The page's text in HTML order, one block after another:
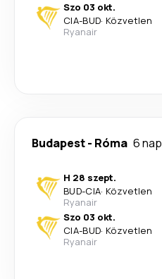
Szo 03 okt.
CIA-BUD· Közvetlen
Ryanair
Budapest- Róma 6 nap
H 28 szept.
BUD-CIA· Közvetlen
Ryanair
Szo 03 okt.
CIA-BUD· Közvetlen
Ryanair